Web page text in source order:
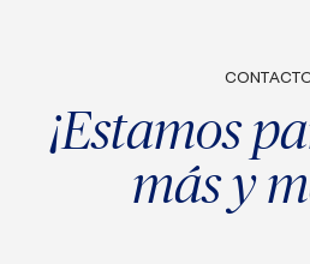
¡Estamos
más y